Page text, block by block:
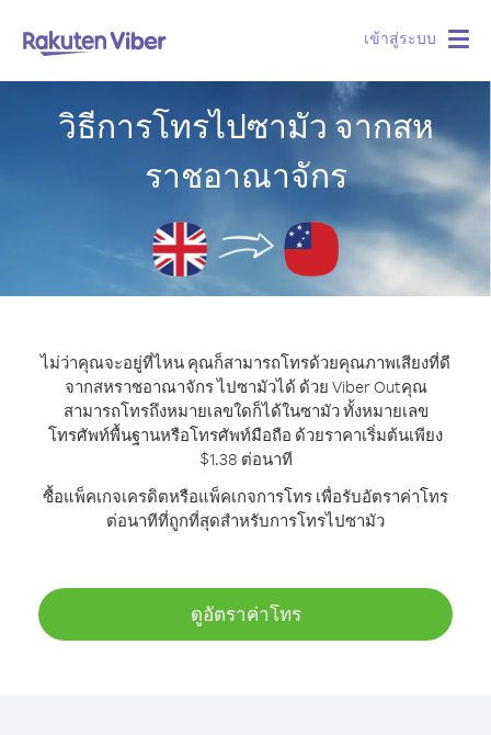
เข้าสู่ระบบ
วิธีการโทรไปซามัว จากสห
ราชอาณาจักร
ไม่ว่าคุณจะอยู่ที่ไหน คุณก็สามารถโทรด้วยคุณภาพเสียงที่ดี
จากสหราชอาณาจักร ไปซามัวได้ ด้วย Viber Outคุณ
สามารถโทรถึงหมายเลขใดก็ได้ในซามัว ทั้งหมายเลข
โทรศัพท์พื้นฐานหรือโทรศัพท์มือถือ ด้วยราคาเริ่มต้นเพียง
$1.38 ต่อนาที
ซื้อแพ็คเกจเครดิตหรือแพ็คเกจการโทร เพื่อรับอัตราค่าโทร
ต่อนาทีที่ถูกที่สุดสำหรับการโทรไปซามัว
ดูอัตราค่าโทร